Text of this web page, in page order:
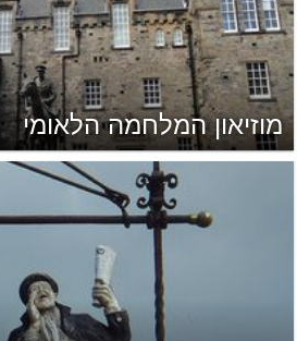
מוזיאון המלחמה הלאומי